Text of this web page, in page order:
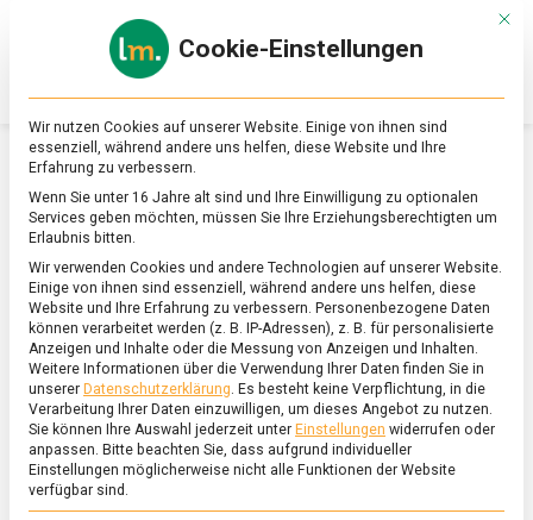
Online-
Magazin
zu
&
Ernährung
SCHLAGWORT:LEBENSMITTELPRODUKTION
Mit
Cookie-Einstellungen
Wir nutzen Cookies auf unserer Website. Einige von ihnen sind
essenziell, während andere uns helfen, diese Website und Ihre
Erfahrung zu verbessern.
Wenn Sie unter 16 Jahre alt sind und Ihre Einwilligung zu optionalen
Services geben möchten, müssen Sie Ihre Erziehungsberechtigten um
Erlaubnis bitten.
Wir verwenden Cookies und andere Technologien auf unserer Website.
Einige von ihnen sind essenziell, während andere uns helfen, diese
Website und Ihre Erfahrung zu verbessern. Personenbezogene Daten
können verarbeitet werden (z. B. IP-Adressen), z. B. für personalisierte
Anzeigen und Inhalte oder die Messung von Anzeigen und Inhalten.
Weitere Informationen über die Verwendung Ihrer Daten finden Sie in
unserer Datenschutzerklärung. Es besteht keine Verpflichtung, in die
Verarbeitung Ihrer Daten einzuwilligen, um dieses Angebot zu nutzen.
Sie können Ihre Auswahl jederzeit unter Einstellungen widerrufen oder
anpassen. Bitte beachten Sie, dass aufgrund individueller
Einstellungen möglicherweise nicht alle Funktionen der Website
verfügbar sind.